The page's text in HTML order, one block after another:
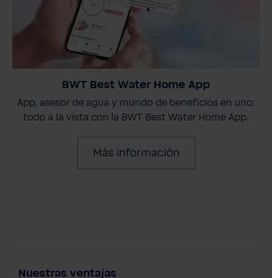
BWT Best Water Home App
App, asesor de agua y mundo de beneficios en uno:
todo a la vista con la BWT Best Water Home App.
Más información
Nuestras ventajas